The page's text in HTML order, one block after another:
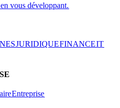
vous développant.​​
JURIDIQUE​​FINANCE​​IT​​
Entreprise​​